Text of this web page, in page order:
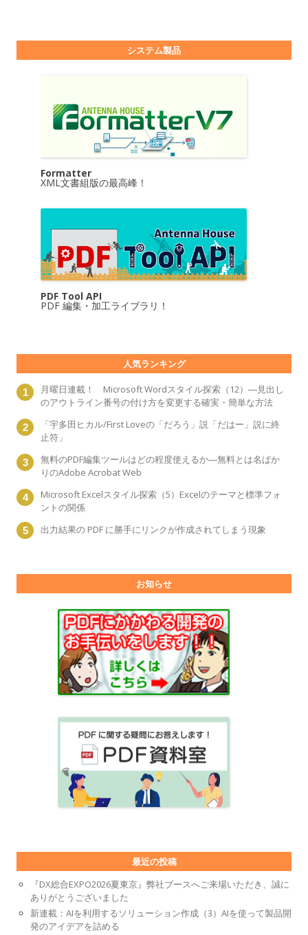
システム製品
Formatter
XML文書組版の最高峰！
PDF Tool API
PDF 編集・加工ライブラリ！
人気ランキング
月曜日連載！ Microsoft Wordスタイル探索（12）―見出し
のアウトライン番号の付け方を変更する確実・簡単な方法
「宇多田ヒカル/First Loveの「だろう」説「だはー」説に終
止符」
無料のPDF編集ツールはどの程度使えるか―無料とは名ばか
りのAdobe Acrobat Web
Microsoft Excelスタイル探索（5）Excelのテーマと標準フォ
ントの関係
出力結果の PDF に勝手にリンクが作成されてしまう現象
お知らせ
最近の投稿
『DX総合EXPO2026夏東京』弊社ブースへご来場いただき、誠に
ありがとうございました
新連載：AIを利用するソリューション作成（3）AIを使って製品開
発のアイデアを詰める